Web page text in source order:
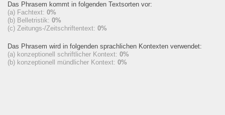
Das Phrasem kommt in folgenden Textsorten vor:
(a) Fachtext: 0%
(b) Belletristik: 0%
(c) Zeitungs-/Zeitschriftentext: 0%
Das Phrasem wird in folgenden sprachlichen Kontexten verwendet:
(a) konzeptionell schriftlicher Kontext: 0%
(b) konzeptionell mündlicher Kontext: 0%